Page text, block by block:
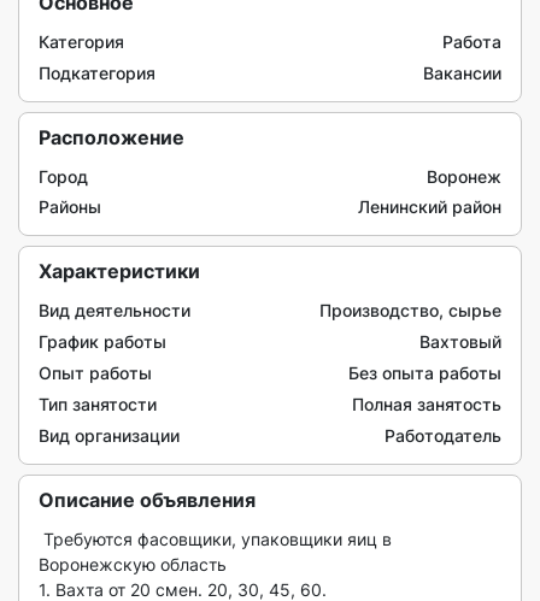
Категория
Работа
Подкатегория
Вакансии
Расположение
Город
Воронеж
Районы
Ленинский район
Характеристики
Вид деятельности
Производство, сырье
График работы
Вахтовый
Опыт работы
Без опыта работы
Тип занятости
Полная занятость
Вид организации
Работодатель
Описание объявления
Воронежскую область
1. Вахта от 20 смен. 20, 30, 45, 60.